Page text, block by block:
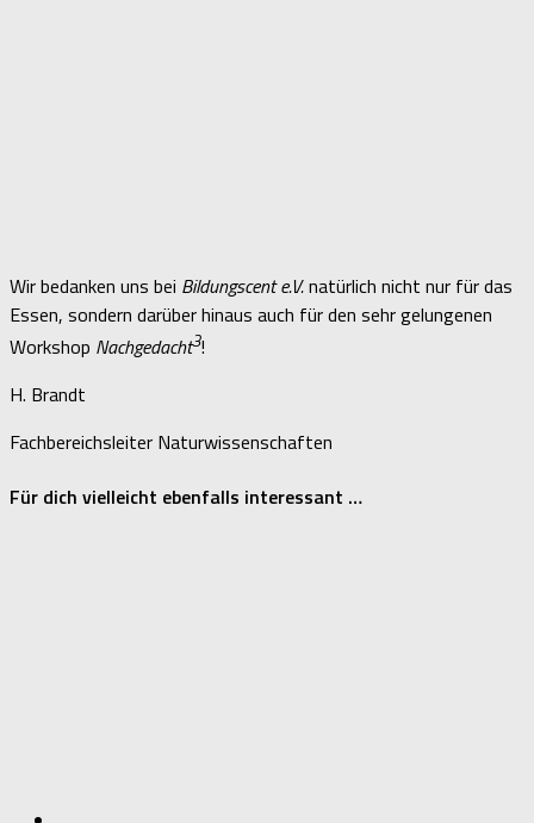
Wir bedanken uns bei Bildungscent e.V.natürlich nicht nur für das
Essen, sondern darüber hinaus auch für den sehr gelungenen
Workshop Nachgedacht3!
H. Brandt
Fachbereichsleiter Naturwissenschaften
Für dich vielleicht ebenfalls interessant …